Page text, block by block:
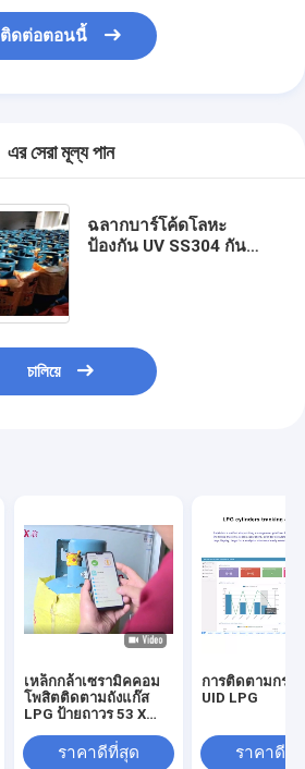
ติดต่อตอนนี้
এর সেরা মূল্য পান
ฉลากบาร์โค้ดโลหะ
ป้องกัน UV SS304 กันน้ำ
চালিয়ে
เหล็กกล้าเซรามิคคอม
โพสิตติดตามถังแก๊ส
LPG ป้ายถาวร 53 X
ราคาดีที่สุด
การติดตามกระ
UID LPG
ราคาดีที่